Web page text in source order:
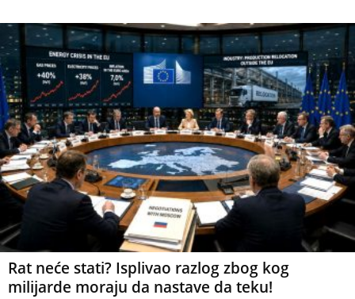
Rat neće stati? Isplivao razlog zbog kog
milijarde moraju da nastave da teku!